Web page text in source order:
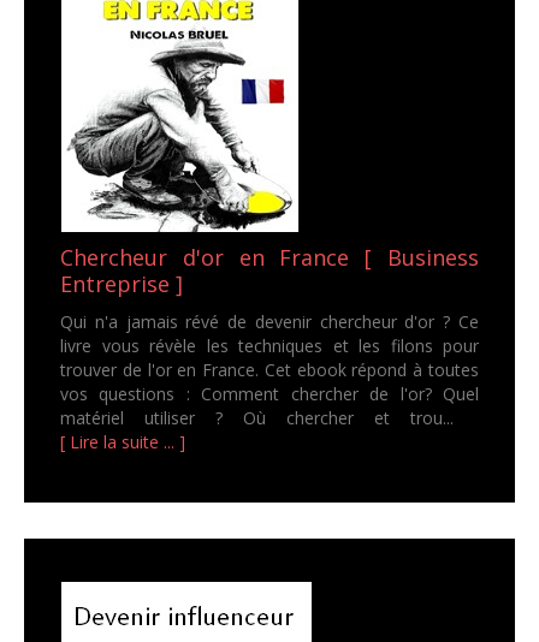
Chercheur d'or en France [ Business
Entreprise ]
Qui n'a jamais révé de devenir chercheur d'or ? Ce
livre vous révèle les techniques et les filons pour
trouver de l'or en France. Cet ebook répond à toutes
vos questions : Comment chercher de l'or? Quel
matériel utiliser ? Où chercher et trou...
[ Lire la suite ... ]